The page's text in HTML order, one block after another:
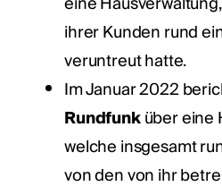
ihrer Kunden rund
veruntreut hatte.
Im Januar 2022
Rundfunküber eine
welche insgesamt
von den von ihr